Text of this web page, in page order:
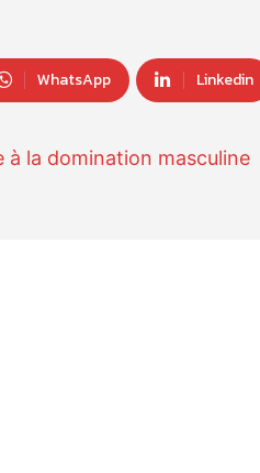
WhatsApp Linkedin
à la domination masculine